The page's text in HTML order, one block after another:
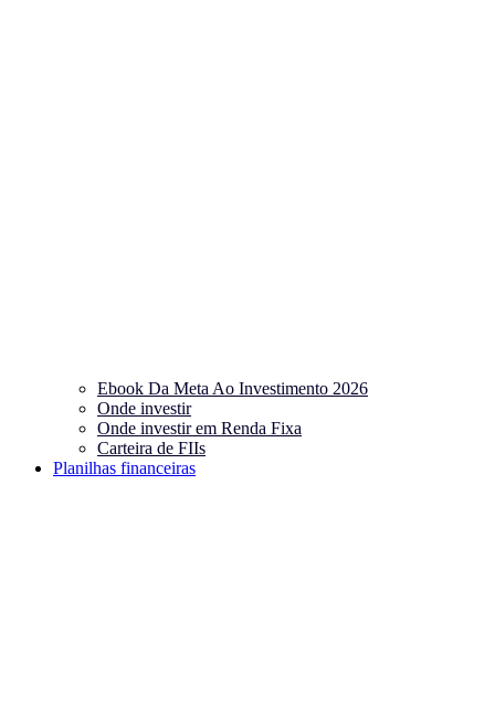
Ebook Da Meta Ao Investimento 2026
Onde investir
Onde investir em Renda Fixa
Carteira de FIIs
Planilhas financeiras